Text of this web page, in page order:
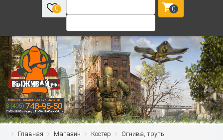
0 0
Главная Магазин Костер Огнива, труты